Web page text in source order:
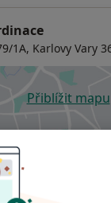
1A, Karlovy Vary
Přiblížit mapu
se
online kalendář
situaci udělat?